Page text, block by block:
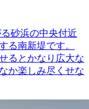
砂浜の中央付近
る南新堤です。
るとかなり広大な
か楽しみ尽くせな